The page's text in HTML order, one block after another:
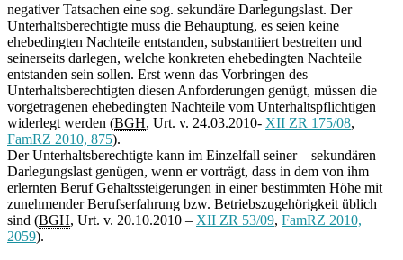
negativer Tatsachen eine sog. sekundäre Darlegungslast. Der
Unterhaltsberechtigte muss die Behauptung, es seien keine
ehebedingten Nachteile entstanden, substantiiert bestreiten und
seinerseits darlegen, welche konkreten ehebedingten Nachteile
entstanden sein sollen. Erst wenn das Vorbringen des
Unterhaltsberechtigten diesen Anforderungen genügt, müssen die
vorgetragenen ehebedingten Nachteile vom Unterhaltspflichtigen
widerlegt werden (BGH, Urt. v. 24.03.2010- XII ZR 175/08,
FamRZ 2010, 875).
Der Unterhaltsberechtigte kann im Einzelfall seiner – sekundären –
Darlegungslast genügen, wenn er vorträgt, dass in dem von ihm
erlernten Beruf Gehaltssteigerungen in einer bestimmten Höhe mit
zunehmender Berufserfahrung bzw. Betriebszugehörigkeit üblich
sind (BGH, Urt. v. 20.10.2010 – XII ZR 53/09, FamRZ 2010,
2059).